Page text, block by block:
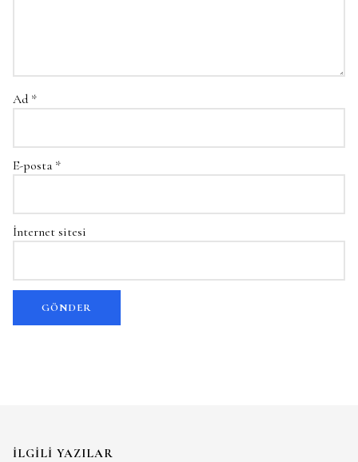
Ad *
E-posta *
İnternet sitesi
İLGILI YAZILAR